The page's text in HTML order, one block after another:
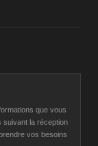
que vous
suivant la réception
vos besoins